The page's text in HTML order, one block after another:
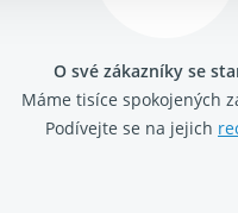
O své zákazníky se
Máme tisíce spokojených
Podívejte se na jejich